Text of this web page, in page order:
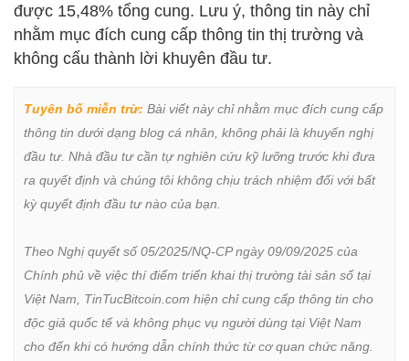
được 15,48% tổng cung. Lưu ý, thông tin này chỉ
nhằm mục đích cung cấp thông tin thị trường và
không cấu thành lời khuyên đầu tư.
Tuyên bố miễn trừ: Bài viết này chỉ nhằm mục đích cung cấp
thông tin dưới dạng blog cá nhân, không phải là khuyến nghị
đầu tư. Nhà đầu tư cần tự nghiên cứu kỹ lưỡng trước khi đưa
ra quyết định và chúng tôi không chịu trách nhiệm đối với bất
kỳ quyết định đầu tư nào của bạn.
Theo Nghị quyết số 05/2025/NQ-CP ngày 09/09/2025 của
Chính phủ về việc thí điểm triển khai thị trường tài sản số tại
Việt Nam, TinTucBitcoin.com hiện chỉ cung cấp thông tin cho
độc giả quốc tế và không phục vụ người dùng tại Việt Nam
cho đến khi có hướng dẫn chính thức từ cơ quan chức năng.